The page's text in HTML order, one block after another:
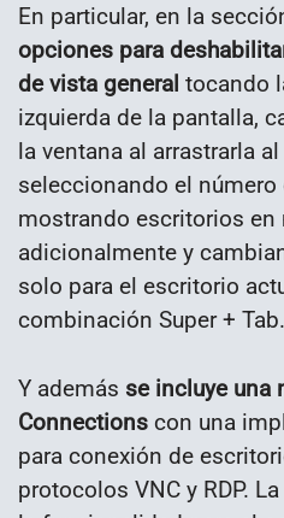
En particular, en la
opciones para
de vista general tocando
izquierda de la pantalla,
la ventana al arrastrarla
seleccionando el
mostrando escritorios
adicionalmente y
solo para el escritorio
combinación Super + Tab.
Y además se incluye una
Connections con una
para conexión de
protocolos VNC y RDP.